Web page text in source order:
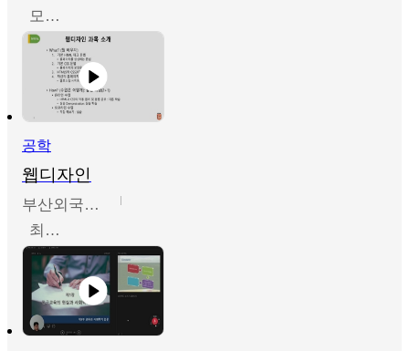
모경환,성상환,정문성
공학
웹디자인
부산외국어대학교
최진오